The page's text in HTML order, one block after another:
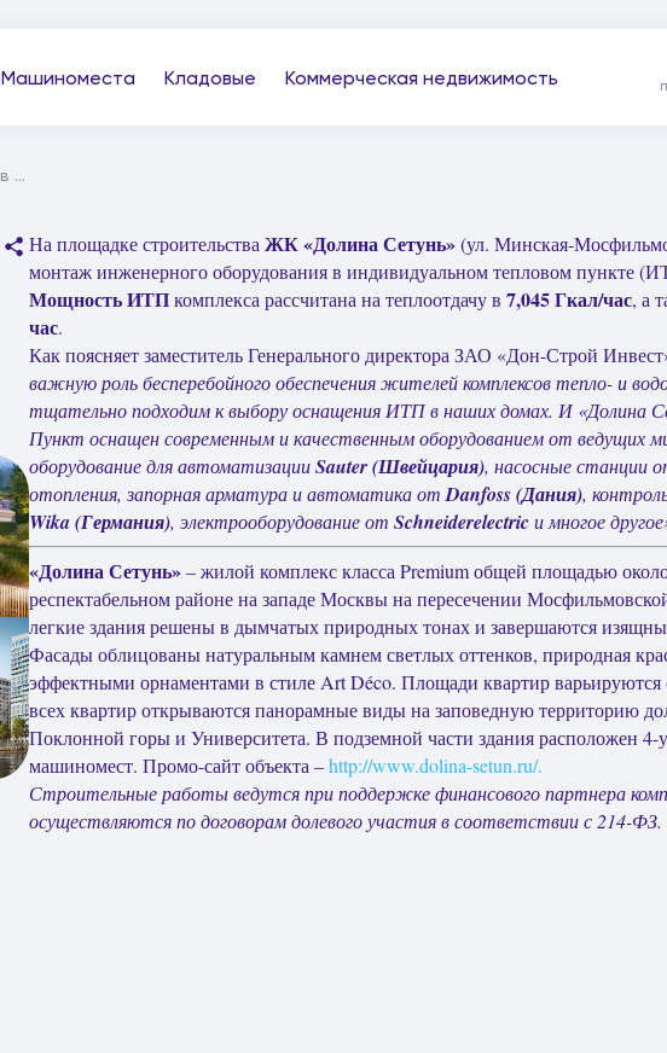
Машиноместа Кладовые Коммерческая недвижимость
Завершен монтаж оборудования ИТП в ЖК «Долина Сетунь»
На площадке строительства ЖК «Долина Сетунь»(ул. Минская-
монтаж инженерного оборудования в индивидуальном тепловом пункте
Мощность ИТПкомплекса рассчитана на теплоотдачу в 7,045 Гкал/час, а
час.
Как поясняет заместитель Генерального директора ЗАО «Дон-Строй
важную роль бесперебойного обеспечения жителей комплексов тепло- и
тщательно подходим к выбору оснащения ИТП в наших домах. И «Долина
Пункт оснащен современным и качественным оборудованием от ведущих
оборудование для автоматизацииSauter(Швейцария), насосные станции
отопления, запорная арматура и автоматикаот Danfoss(Дания),
Wika(Германия), электрооборудование от Schneiderelectricи многое
«Долина Сетунь»– жилой комплекс класса Premium общей площадью
респектабельном районе на западе Москвы на пересечении
легкие здания решены в дымчатых природных тонах и завершаются
Фасады облицованы натуральным камнем светлых оттенков, природная
эффектными орнаментами в стиле Art Déco. Площади квартир варьируются
всех квартир открываются панорамные виды на заповедную территорию
Поклонной горы и Университета. В подземной части здания расположен
машиномест. Промо-сайт объекта –http://www.dolina-setun.ru/.
Строительные работы ведутся при поддержке финансового партнера
осуществляются по договорам долевого участия в соответствии с 214-ФЗ.